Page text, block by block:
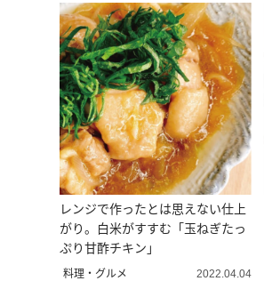
レンジで作ったとは思えない仕上
がり。白米がすすむ「玉ねぎたっ
ぷり甘酢チキン」
料理・グルメ 2022.04.04